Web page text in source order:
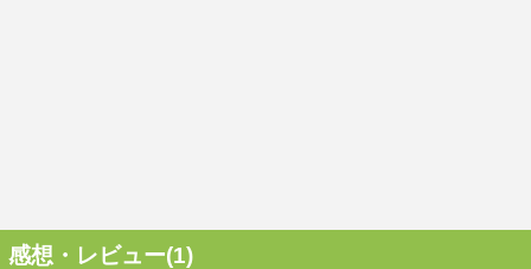
感想・レビュー(1)